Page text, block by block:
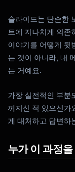
슬라이드는 단순한
트에 지나치게 의존
이야기를 어떻게 뒷
는 것이 아니라, 내
는 거예요.
가장 실전적인 부분
껴지신 적 있으신가
게 대처하고 답변하
누가 이 과정